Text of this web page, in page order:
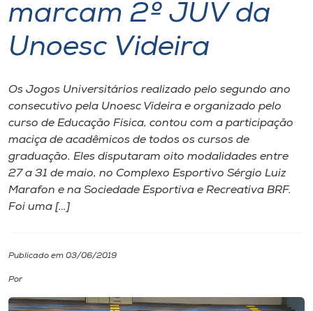
Portal de Ensino
Unoesc
Internacionalização
I.nova
Cultura
CPA
marcam 2º JUV da
Unoesc Videira
Os Jogos Universitários realizado pelo segundo ano
consecutivo pela Unoesc Videira e organizado pelo
curso de Educação Física, contou com a participação
maciça de acadêmicos de todos os cursos de
graduação. Eles disputaram oito modalidades entre
27 a 31 de maio, no Complexo Esportivo Sérgio Luiz
Marafon e na Sociedade Esportiva e Recreativa BRF.
Foi uma […]
Publicado em 03/06/2019
Por